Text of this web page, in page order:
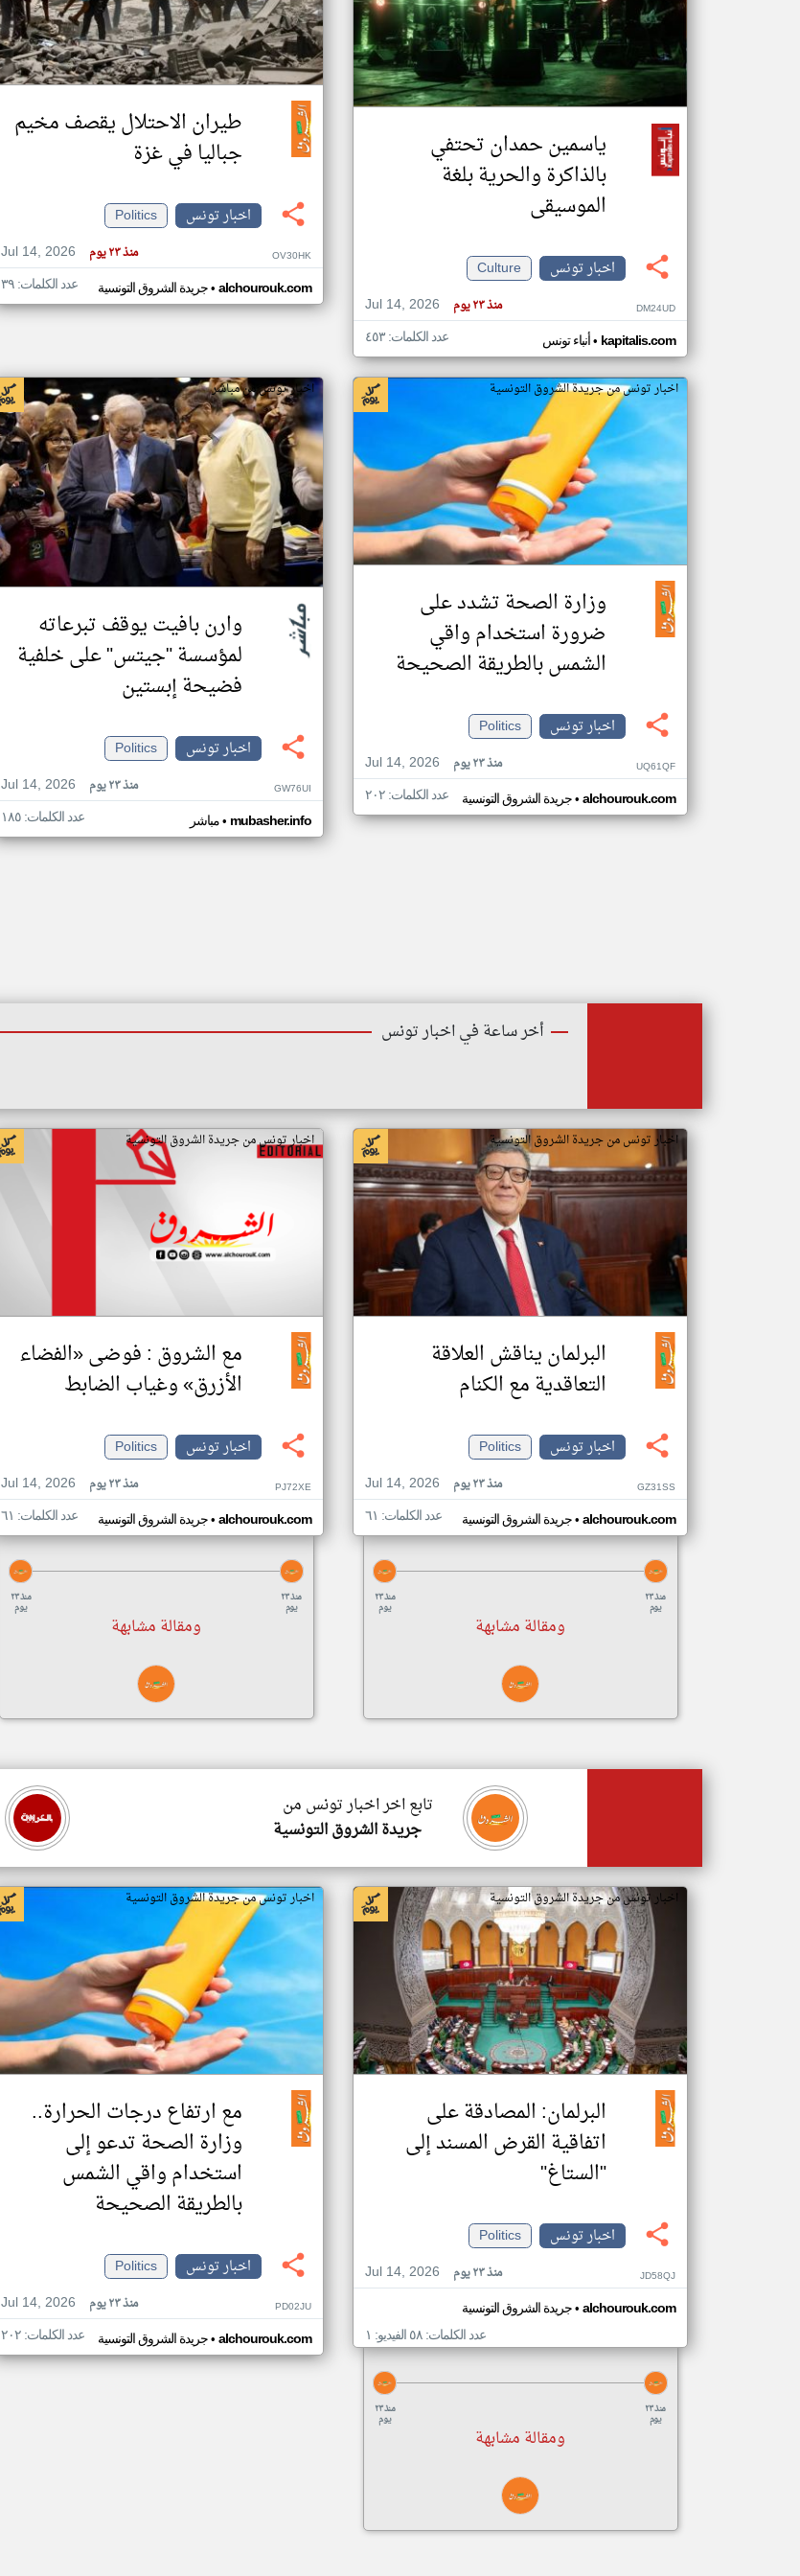
ياسمين حمدان تحتفي
بالذاكرة والحرية بلغة
الموسيقى
اخبار تونس
Culture
Jul 14, 2026
منذ ٢٣ يوم DM24UD
أنباء تونس• kapitalis.com عدد الكلمات: ٤٥٣
طيران الاحتلال يقصف مخيم
جباليا في غزة
اخبار تونس
Politics
Jul 14, 2026
منذ ٢٣ يوم OV30HK
جريدة الشروق التونسية• alchourouk.com عدد الكلمات: ٣٩
اخبار تونس من جريدة الشروق التونسية
وزارة الصحة تشدد على
ضرورة استخدام واقي
الشمس بالطريقة الصحيحة
اخبار تونس
Politics
Jul 14, 2026
منذ ٢٣ يوم UQ61QF
جريدة الشروق التونسية• alchourouk.com عدد الكلمات: ٢٠٢
اخبار تونس من مباشر
وارن بافيت يوقف تبرعاته
لمؤسسة "جيتس" على خلفية
فضيحة إبستين
اخبار تونس
Politics
Jul 14, 2026
منذ ٢٣ يوم GW76UI
مباشر• mubasher.info عدد الكلمات: ١٨٥
أخر ساعة في اخبار تونس
اخبار تونس من جريدة الشروق التونسية
البرلمان يناقش العلاقة
التعاقدية مع الكنام
اخبار تونس
Politics
Jul 14, 2026
منذ ٢٣ يوم GZ31SS
جريدة الشروق التونسية• alchourouk.com عدد الكلمات: ٦١
منذ ٢٣
يوم
منذ ٢٣
يوم
ومقالة مشابهة
اخبار تونس من جريدة الشروق التونسية
مع الشروق : فوضى «الفضاء
الأزرق» وغياب الضابط
اخبار تونس
Politics
Jul 14, 2026
منذ ٢٣ يوم PJ72XE
جريدة الشروق التونسية• alchourouk.com عدد الكلمات: ٦١
منذ ٢٣
يوم
منذ ٢٣
يوم
ومقالة مشابهة
تابع اخر اخبار تونس من
جريدة الشروق التونسية
اخبار تونس من جريدة الشروق التونسية
البرلمان: المصادقة على
اتفاقية القرض المسند إلى
"الستاغ"
اخبار تونس
Politics
Jul 14, 2026
منذ ٢٣ يوم JD58QJ
جريدة الشروق التونسية• alchourouk.com
عدد الكلمات: ٥٨ الفيديو: ١
منذ ٢٣
يوم
منذ ٢٣
يوم
ومقالة مشابهة
اخبار تونس من جريدة الشروق التونسية
مع ارتفاع درجات الحرارة..
وزارة الصحة تدعو إلى
استخدام واقي الشمس
بالطريقة الصحيحة
اخبار تونس
Politics
Jul 14, 2026
منذ ٢٣ يوم PD02JU
جريدة الشروق التونسية• alchourouk.com عدد الكلمات: ٢٠٢